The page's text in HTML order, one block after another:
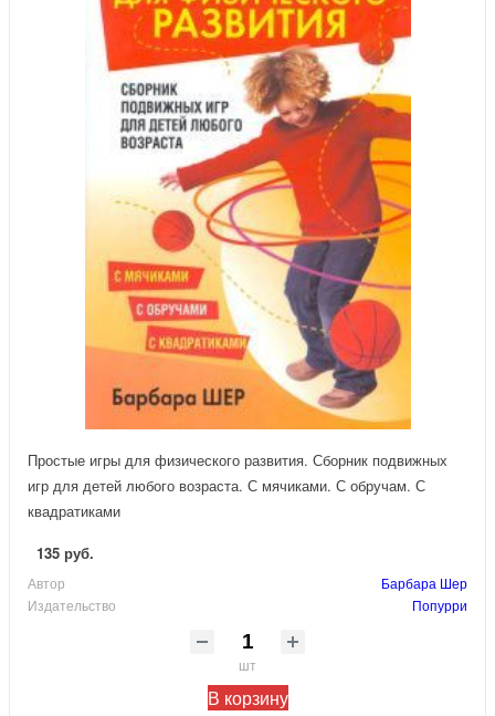
Простые игры для физического развития. Сборник подвижных
игр для детей любого возраста. С мячиками. С обручам. С
квадратиками
135 руб.
Автор
Барбара Шер
Издательство
Попурри
шт
В корзину